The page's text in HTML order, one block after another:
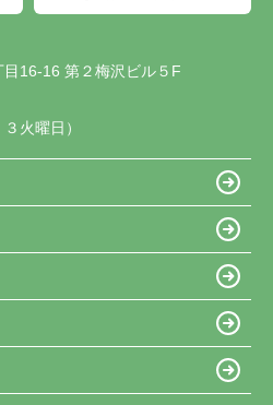
16-16 第２梅沢ビル５F
火曜日）